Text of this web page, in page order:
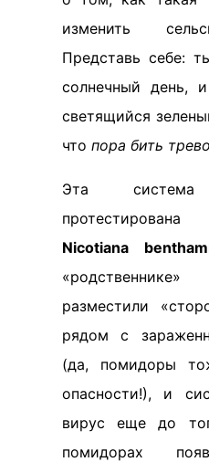
изменить
Представь себе:
солнечный день,
светящийся
что пора бить
Эта
Nicotiana
разместили
рядом с
(да, помидоры
опасности!), и
вирус еще до
помидорах